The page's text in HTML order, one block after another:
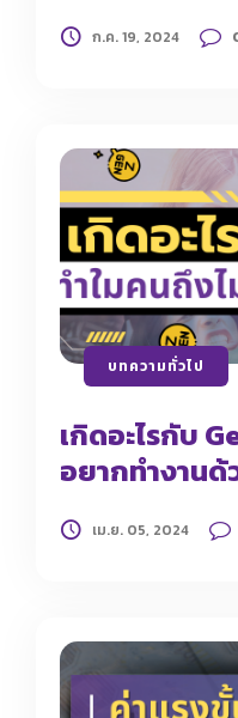
ก.ค. 19, 2024
บทความทั่วไป
เกิดอะไรกับ
อยากทำงานด้
เม.ย. 05, 2024